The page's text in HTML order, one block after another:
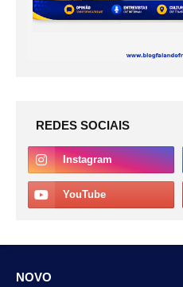
REDES SOCIAIS
NOVO